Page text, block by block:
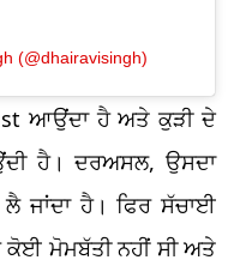
(@dhairavisingh)
ਆਉਂਦਾ ਹੈ ਅਤੇ ਕੁੜੀ ਦੇ
ਹੈ। ਦਰਅਸਲ, ਉਸਦਾ
ਜਾਂਦਾ ਹੈ। ਫਿਰ ਸੱਚਾਈ
ਮੋਮਬੱਤੀ ਨਹੀਂ ਸੀ ਅਤੇ